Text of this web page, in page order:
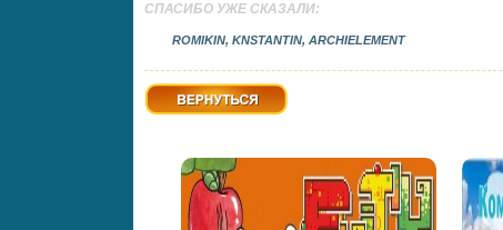
СПАСИБО УЖЕ СКАЗАЛИ:
ROMIKIN, KNSTANTIN, ARCHIELEMENT